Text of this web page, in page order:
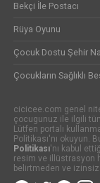
Bekçi İle Postacı
Rüya Oyunu
Çocuk Dostu Şehir
Çocukların Sağlıklı
cicicee.com genel
çocugunuz ile ilgili
Lütfen portalı
Politikası'nı okuyun.
Politikası'nı kabul
resim ve illüstrasyon
belirtmeden ve